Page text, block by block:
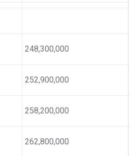
248,300,000
252,900,000
258,200,000
262,800,000